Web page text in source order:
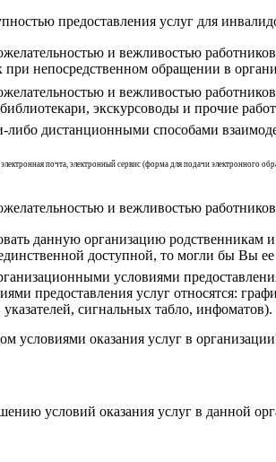
предоставления услуг для
и вежливостью
при непосредственном обращении в
и вежливостью
экскурсоводы и прочие
дистанционными способами
почта, электронный сервис (форма для подачи электронного
и вежливостью
данную организацию родственникам
доступной, то могли бы Вы
условиями
предоставления услуг относятся:
сигнальных табло, инфоматов).
условиями оказания услуг в
условий оказания услуг в данной